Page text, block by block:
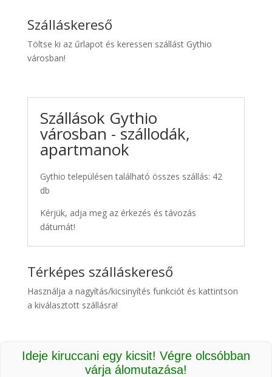
Kiwi
Taxi
Szálláskereső
Töltse ki az űrlapot és keressen szállást Gythio
városban!
Szállások Gythio
városban - szállodák,
apartmanok
Gythio településen található összes szállás: 42
db
Kérjük, adja meg az érkezés és távozás
dátumát!
Térképes szálláskereső
Használja a nagyítás/kicsinyítés funkciót és kattintson
a kiválasztott szállásra!
Ideje kiruccani egy kicsit! Végre olcsóbban
várja álomutazása!